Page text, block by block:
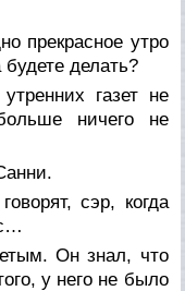
прекрасное утро
делать?
газет не
ничего не
сэр, когда
Он знал, что
у него не было